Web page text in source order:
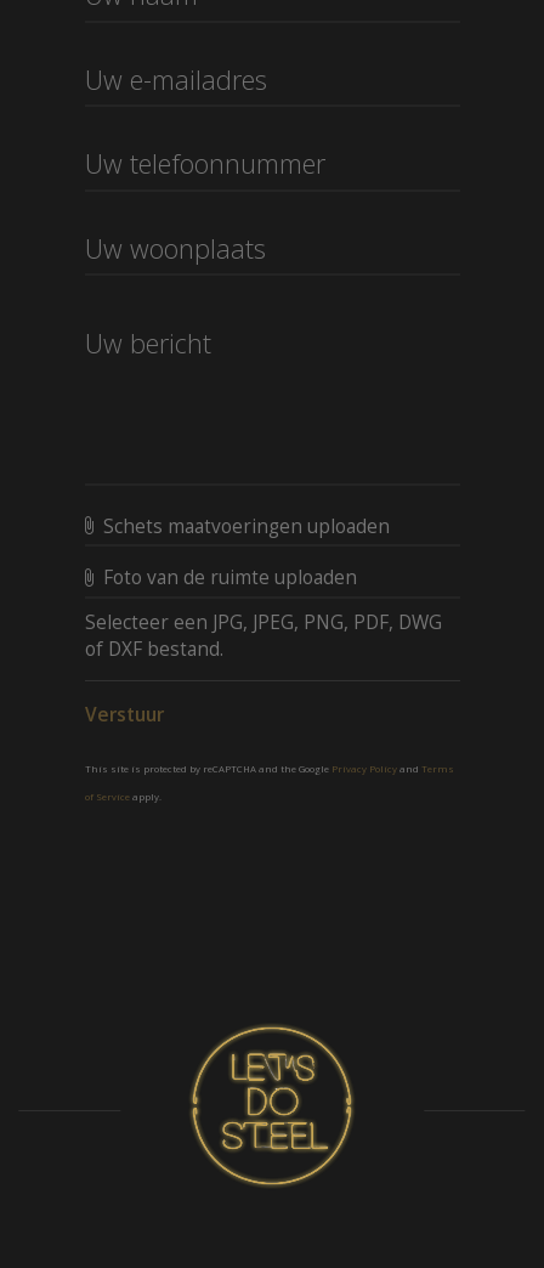
Schets maatvoeringen uploaden
Foto van de ruimte uploaden
Selecteer een JPG, JPEG, PNG, PDF, DWG
of DXF bestand.
Verstuur
This site is protected by reCAPTCHA and the Google Privacy Policyand Terms
of Serviceapply.